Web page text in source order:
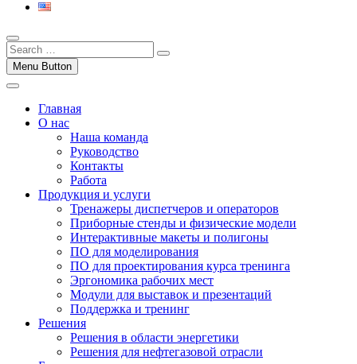
Menu Button
Главная
О нас
Наша команда
Руководство
Контакты
Работа
Продукция и услуги
Тренажеры диспетчеров и операторов
Приборные стенды и физические модели
Интерактивные макеты и полигоны
ПО для моделирования
ПО для проектирования курса тренинга
Эргономика рабочих мест
Модули для выставок и презентаций
Поддержка и тренинг
Решения
Решения в области энергетики
Решения для нефтегазовой отрасли